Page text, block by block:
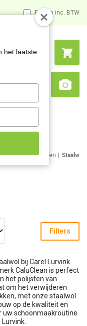
Prijzen inc. BTW
Search
Staalwol
Filters
bij Carel Lurvink.
CaluClean is perfect
het polijsten van
om het verwijderen
met onze staalwol
op de kwaliteit en
uw schoonmaakroutine
het laatste